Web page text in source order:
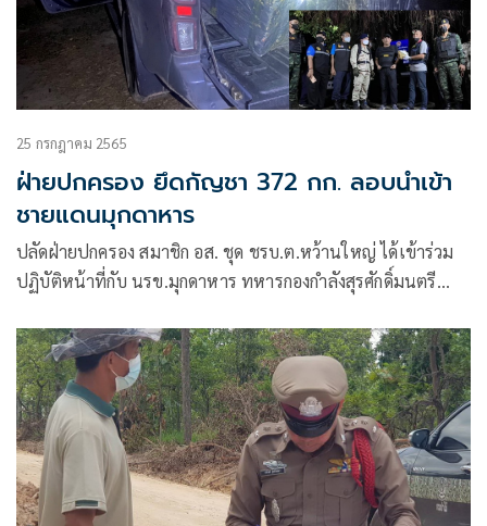
25 กรกฎาคม 2565
ฝ่ายปกครอง ยึดกัญชา 372 กก. ลอบนำเข้า
ชายแดนมุกดาหาร
ปลัดฝ่ายปกครอง สมาชิก อส. ชุด ชรบ.ต.หว้านใหญ่ ได้เข้าร่วม
ปฏิบัติหน้าที่กับ นรข.มุกดาหาร ทหารกองกำลังสุรศักดิ์มนตรี